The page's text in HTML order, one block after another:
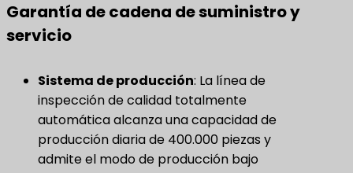
Garantía de cadena de suministro y
servicio
Sistema de producción​: La línea de
inspección de calidad totalmente
automática alcanza una capacidad de
producción diaria de 400.000 piezas y
admite el modo de producción bajo